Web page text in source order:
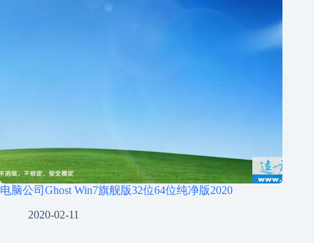
电脑公司Ghost Win7旗舰版32位64位纯净版2020
2020-02-11